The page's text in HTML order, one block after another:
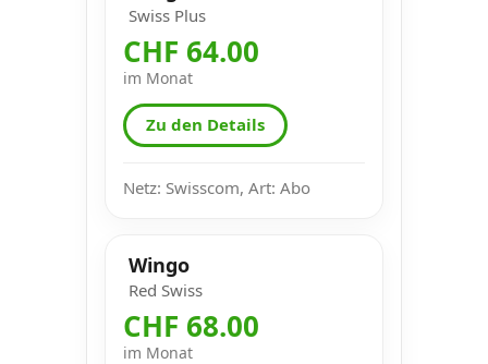
Swiss Plus
CHF 64.00
im Monat
Zu den Details
Netz: Swisscom, Art: Abo
Wingo
Red Swiss
CHF 68.00
im Monat